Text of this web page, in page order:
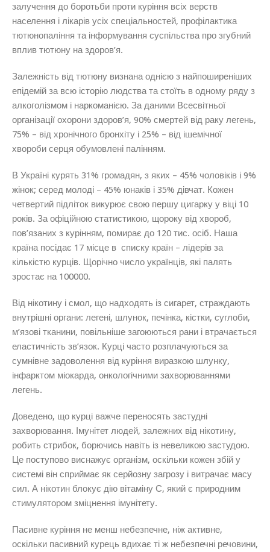
залучення до боротьби проти куріння всіх верств
населення і лікарів усіх спеціальностей, профілактика
тютюнопаління та інформування суспільства про згубний
вплив тютюну на здоров’я.
Залежність від тютюну визнана однією з найпоширеніших
епідемій за всю історію людства та стоїть в одному ряду з
алкоголізмом і наркоманією. За даними Всесвітньої
організації охорони здоров’я, 90% смертей від раку легень,
75% – від хронічного бронхіту і 25% – від ішемічної
хвороби серця обумовлені палінням.
В Україні курять 31% громадян, з яких – 45% чоловіків і 9%
жінок; серед молоді – 45% юнаків і 35% дівчат. Кожен
четвертий підліток викурює свою першу цигарку у віці 10
років. За офіційною статистикою, щороку від хвороб,
пов’язаних з курінням, помирає до 120 тис. осіб. Наша
країна посідає 17 місце в списку країн – лідерів за
кількістю курців. Щорічно число українців, які палять
зростає на 100000.
Від нікотину і смол, що надходять із сигарет, страждають
внутрішні органи: легені, шлунок, печінка, кістки, суглоби,
м’язові тканини, повільніше загоюються рани і втрачається
еластичність зв’язок. Курці часто розплачуються за
сумнівне задоволення від куріння виразкою шлунку,
інфарктом міокарда, онкологічними захворюваннями
легень.
Доведено, що курці важче переносять застудні
захворювання. Імунітет людей, залежних від нікотину,
робить стрибок, борючись навіть із невеликою застудою.
Це поступово виснажує організм, оскільки кожен збій у
системі він сприймає як серйозну загрозу і витрачає масу
сил. А нікотин блокує дію вітаміну С, який є природним
стимулятором зміцнення імунітету.
Пасивне куріння не менш небезпечне, ніж активне,
оскільки пасивний курець вдихає ті ж небезпечні речовини,